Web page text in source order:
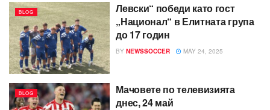
BLOG
Левски“ победи като гост
„Национал“ в Елитната група
до 17 годин
BY NEWSSOCCER MAY 24, 2025
BLOG
Мачовете по телевизията
днес, 24 май